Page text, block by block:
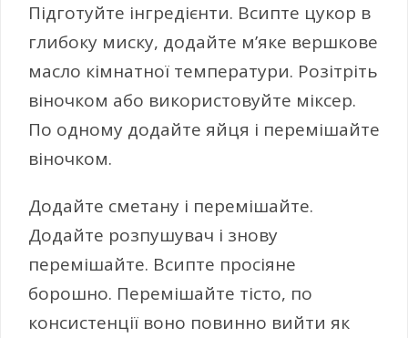
Підготуйте інгредієнти. Всипте цукор в
глибоку миску, додайте м’яке вершкове
масло кімнатної температури. Розітріть
віночком або використовуйте міксер.
По одному додайте яйця і перемішайте
віночком.
Додайте сметану і перемішайте.
Додайте розпушувач і знову
перемішайте. Всипте просіяне
борошно. Перемішайте тісто, по
консистенції воно повинно вийти як